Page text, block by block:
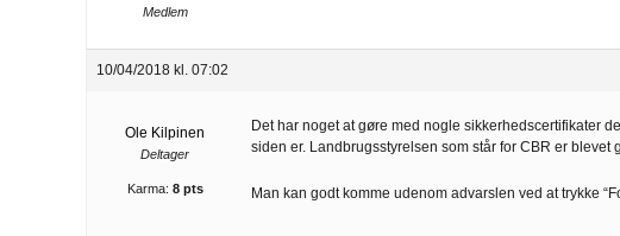
Medlem
10/04/2018 kl. 07:02
Ole Kilpinen
Deltager
Karma: 8 pts
Det har noget at gøre med nogle sikkerhedscertifikater
siden er. Landbrugsstyrelsen som står for CBR er
Man kan godt komme udenom advarslen ved at trykke